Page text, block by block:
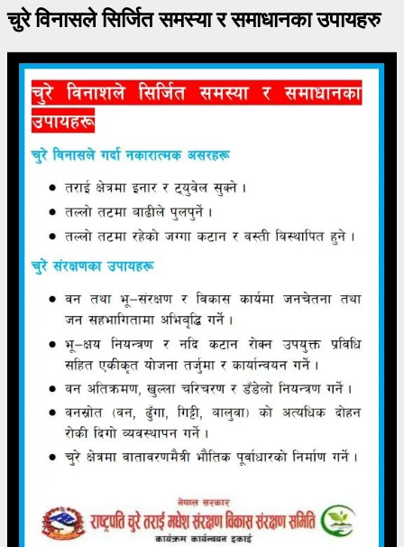
चुरे विनासले सिर्जित समस्या र समाधानका उपायहरु